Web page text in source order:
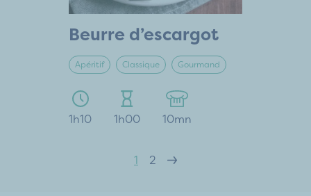
Beurre d’escargot
Apéritif Classique Gourmand
1h10 1h00 10mn
1 2